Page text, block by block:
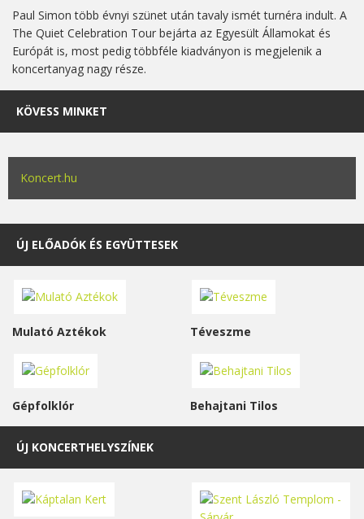
Paul Simon több évnyi szünet után tavaly ismét turnéra indult. A
The Quiet Celebration Tour bejárta az Egyesült Államokat és
Európát is, most pedig többféle kiadványon is megjelenik a
koncertanyag nagy része.
KÖVESS MINKET
Koncert.hu
ÚJ ELŐADÓK ÉS EGYÜTTESEK
Mulató Aztékok Téveszme
Gépfolklór Behajtani Tilos
ÚJ KONCERTHELYSZÍNEK